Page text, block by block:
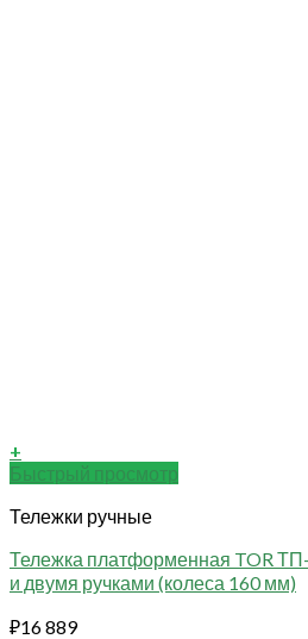
+
Быстрый просмотр
Тележки ручные
Тележка платформенная TOR
и двумя ручками (колеса 160 мм)
₽16 889